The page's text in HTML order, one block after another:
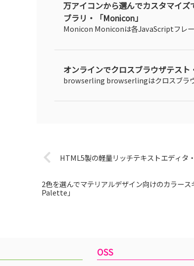
万アイコンから選んでカスタマイ
ブラリ・「Monicon」
Monicon Moniconは各JavaScriptフレー
オンラインでクロスブラウザテスト
browserling browserlingはクロスブラ
HTML5製の軽量リッチテキストエディタ
2色を選んでマテリアルデザイン向けのカラー
Palette」
OSS